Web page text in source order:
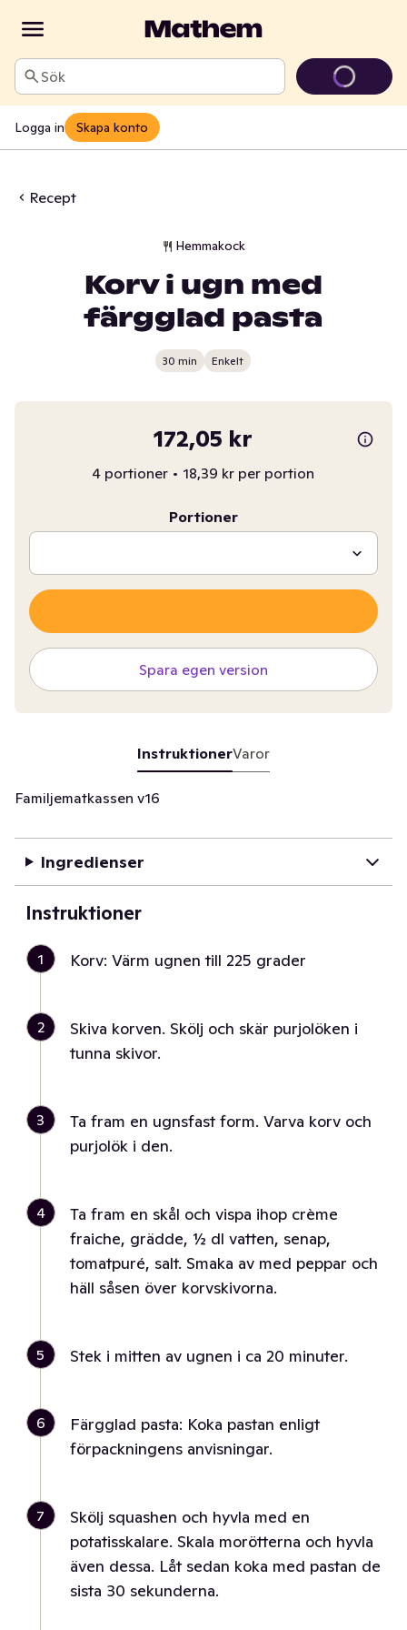
Sök
Logga in Skapa konto
Recept
Hemmakock
Korv i ugn med
färgglad pasta
30 min Enkelt
172,05 kr
4 portioner • 18,39 kr per portion
Portioner
Spara egen version
InstruktionerVaror
Familjematkassen v16
Ingredienser
Instruktioner
1 Korv: Värm ugnen till 225 grader
2
Skiva korven. Skölj och skär purjolöken i
tunna skivor.
3
Ta fram en ugnsfast form. Varva korv och
purjolök i den.
4
Ta fram en skål och vispa ihop crème
fraiche, grädde, ½ dl vatten, senap,
tomatpuré, salt. Smaka av med peppar och
häll såsen över korvskivorna.
5 Stek i mitten av ugnen i ca 20 minuter.
6
Färgglad pasta: Koka pastan enligt
förpackningens anvisningar.
7
Skölj squashen och hyvla med en
potatisskalare. Skala morötterna och hyvla
även dessa. Låt sedan koka med pastan de
sista 30 sekunderna.